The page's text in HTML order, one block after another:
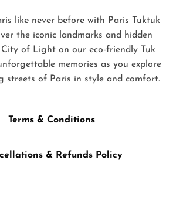
like never before with Paris Tuktuk
the iconic landmarks and hidden
of Light on our eco-friendly Tuk
memories as you explore
streets of Paris in style and comfort.
Terms & Conditions
& Refunds Policy